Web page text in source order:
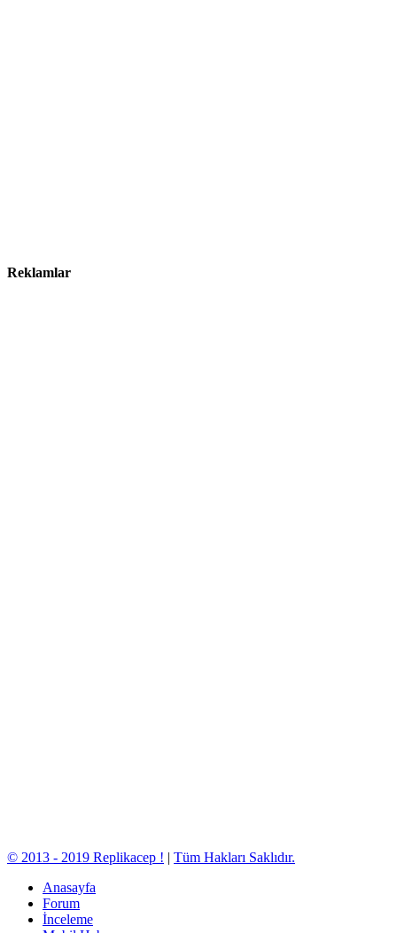
Reklamlar
© 2013 - 2019 Replikacep ! | Tüm Hakları Saklıdır.
Anasayfa
Forum
İnceleme